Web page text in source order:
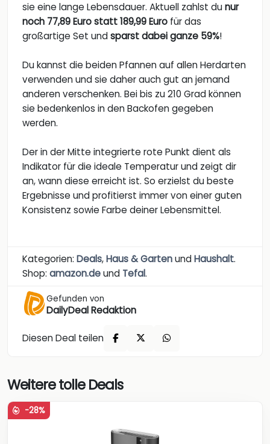
sie eine lange Lebensdauer. Aktuell zahlst dunur
noch 77,89 Euro statt 189,99 Euro für das
großartige Set undsparst dabei ganze 59%!
Du kannst die beiden Pfannen auf allen Herdarten
verwenden und sie daher auch gut an jemand
anderen verschenken. Bei bis zu 210 Grad können
sie bedenkenlos in den Backofen gegeben
werden.
Der in der Mitte integrierte rote Punkt dient als
Indikator für die ideale Temperatur und zeigt dir
an, wann diese erreicht ist. So erzielst du beste
Ergebnisse und profitierst immer von einer guten
Konsistenz sowie Farbe deiner Lebensmittel.
Kategorien: Deals,Haus & GartenundHaushalt.
Shop: amazon.deund Tefal.
Gefunden von
DailyDeal Redaktion
Diesen Deal teilen
Weitere tolle Deals
-28%